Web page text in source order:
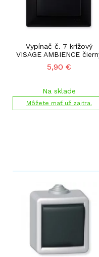
Vypínač č. 7 krížový
VISAGE AMBIENCE
5,90 €
Na sklade
Môžete mať už zajtra.